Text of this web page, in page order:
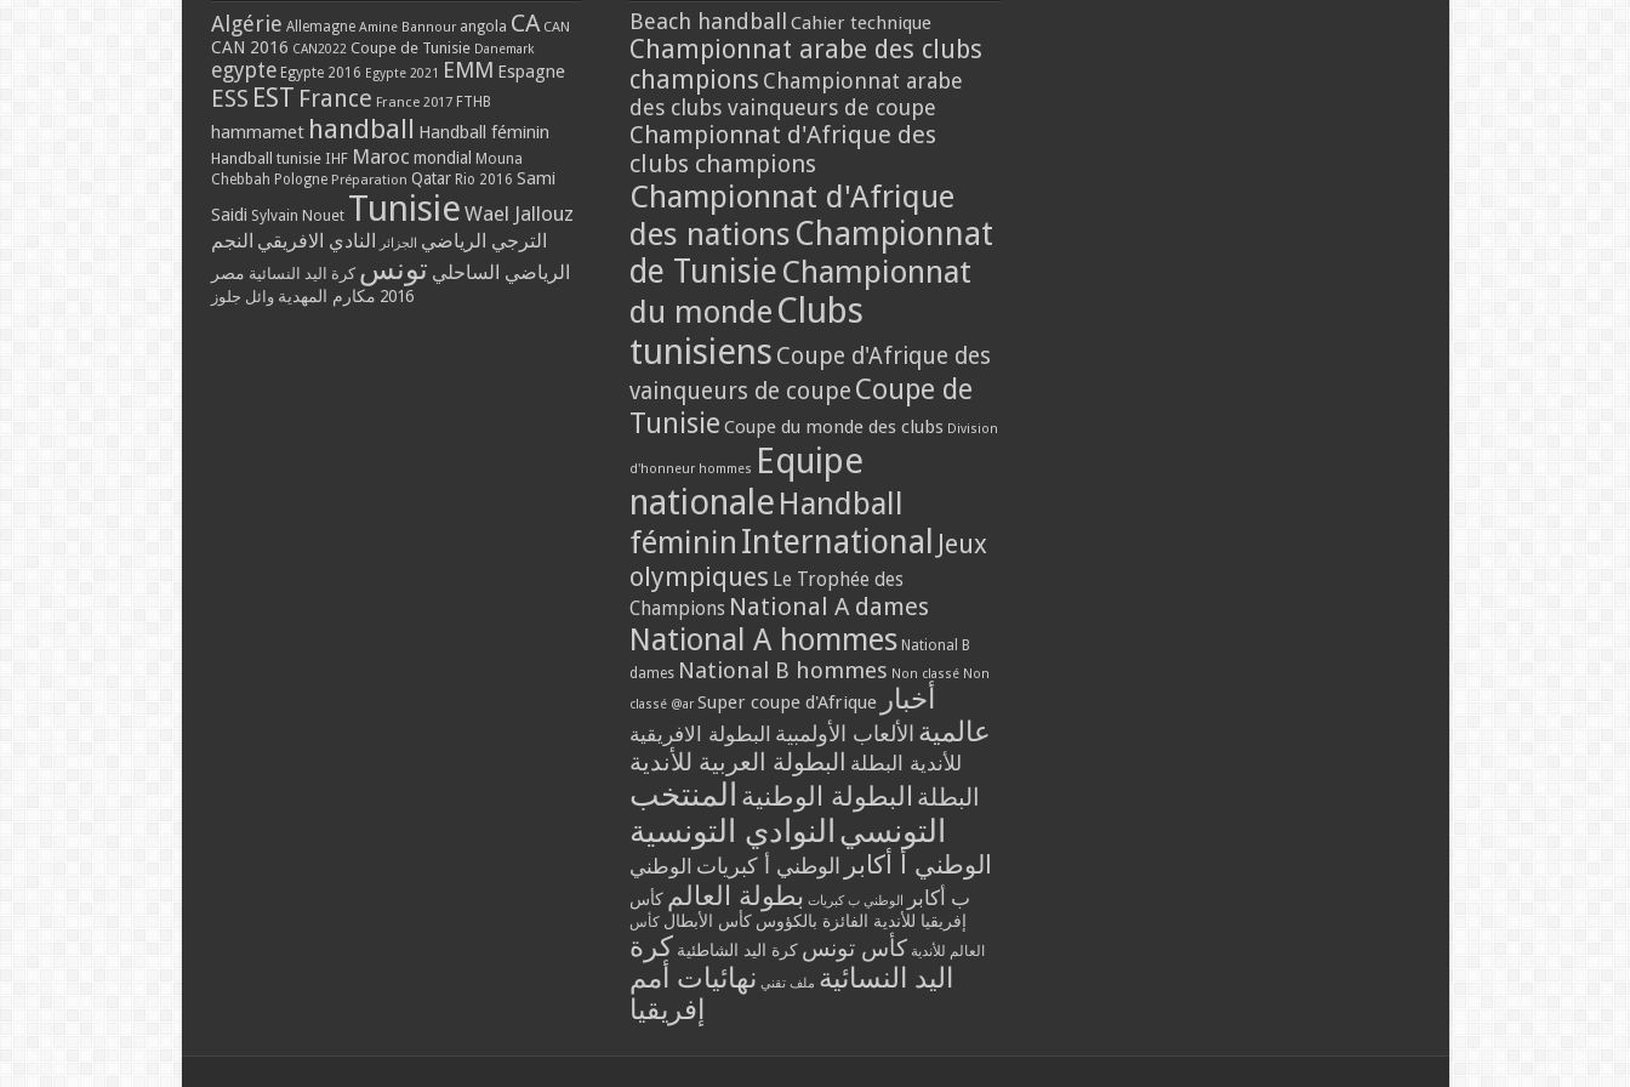
Algérie Allemagne Amine Bannour angola CA CAN
CAN 2016 CAN2022 Coupe de Tunisie Danemark
egypte Egypte 2016 Egypte 2021 EMM Espagne
ESS EST France France 2017 FTHB
hammamet handball Handball féminin
Handball tunisie IHF Maroc mondial Mouna
Chebbah Pologne Préparation Qatar Rio 2016 Sami
Saidi Sylvain Nouet Tunisie Wael Jallouz
الترجي الرياضي الجزائر النادي الافريقي النجم
الرياضي الساحلي تونس كرة اليد النسائية مصر
2016 مكارم المهدية وائل جلوز
Beach handball Cahier technique
Championnat arabe des clubs
champions Championnat arabe
des clubs vainqueurs de coupe
Championnat d'Afrique des
clubs champions
Championnat d'Afrique
des nations Championnat
de Tunisie Championnat
du monde Clubs
tunisiens Coupe d'Afrique des
vainqueurs de coupe Coupe de
Tunisie Coupe du monde des clubs Division
d'honneur hommes Equipe
nationale Handball
féminin International Jeux
olympiques Le Trophée des
Champions National A dames
National A hommes National B
dames National B hommes Non classé Non
classé @ar Super coupe d'Afrique أخبار
عالمية الألعاب الأولمبية البطولة الافريقية
للأندية البطلة البطولة العربية للأندية
البطلة البطولة الوطنية المنتخب
التونسي النوادي التونسية
الوطني أ أكابر الوطني أ كبريات الوطني
ب أكابر
الوطني ب كبريات بطولة العالم كأس
إفريقيا للأندية الفائزة بالكؤوس كأس الأبطال كأس
العالم للأندية كأس تونس كرة اليد الشاطئية كرة
اليد النسائية ملف تقني نهائيات أمم
إفريقيا